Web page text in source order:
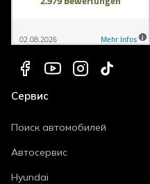
Сервис
Поиск автомобилей
Автосервис
Hyundai